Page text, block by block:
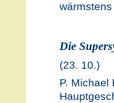
Die
(23. 10.)
P. Michael